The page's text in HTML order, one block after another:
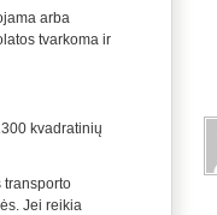
arba
tvarkoma ir
kvadratinių
transporto
Jei reikia